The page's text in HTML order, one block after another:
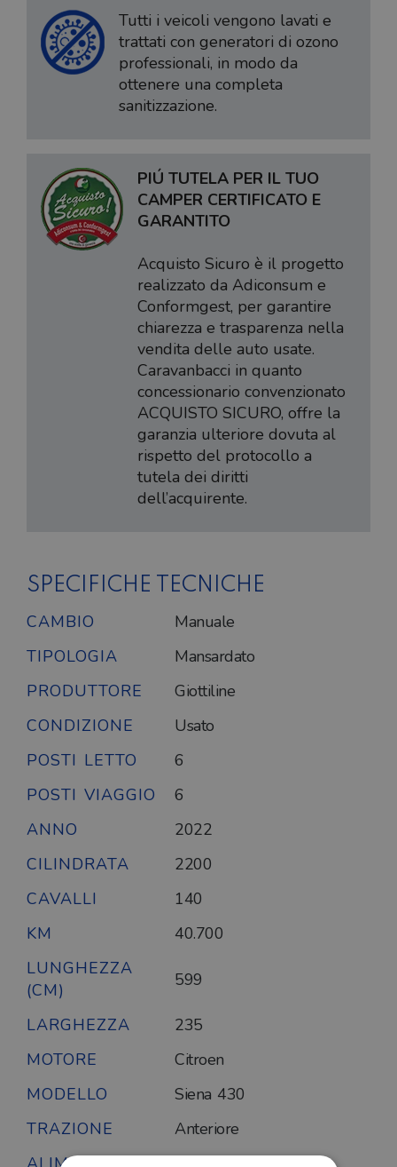
Tutti i veicoli vengono lavati e
trattati con generatori di ozono
professionali, in modo da
ottenere una completa
sanitizzazione.
PIÚ TUTELA PER IL TUO
CAMPER CERTIFICATO E
GARANTITO
Acquisto Sicuro è il progetto
realizzato da Adiconsum e
Conformgest, per garantire
chiarezza e trasparenza nella
vendita delle auto usate.
Caravanbacci in quanto
concessionario convenzionato
ACQUISTO SICURO, offre la
garanzia ulteriore dovuta al
rispetto del protocollo a
tutela dei diritti
dell’acquirente.
SPECIFICHE TECNICHE
CAMBIO
Manuale
TIPOLOGIA
Mansardato
PRODUTTORE
Giottiline
CONDIZIONE
Usato
POSTI LETTO
6
POSTI VIAGGIO
6
ANNO
2022
CILINDRATA
2200
CAVALLI
140
KM
40.700
LUNGHEZZA
(CM)
599
LARGHEZZA
235
MOTORE
Citroen
MODELLO
Siena 430
TRAZIONE
Anteriore